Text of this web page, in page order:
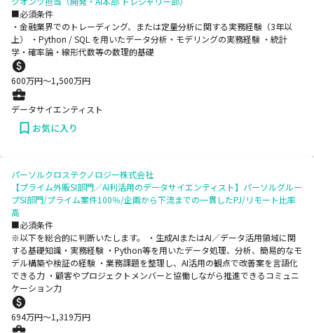
■必須条件
・金融業界でのトレーディング、または定量分析に関する実務経験（3年以
上） ・Python / SQL を用いたデータ分析・モデリングの実務経験 ・統計
学・確率論・線形代数等の数理的基礎
600万円〜1,500万円
データサイエンティスト
お気に入り
パーソルクロステクノロジー株式会社
【プライム外販SI部門／AI利活用のデータサイエンティスト】パーソルグルー
プSI部門/プライム案件100％/企画から下流までの一貫したPJ/リモート比率
高
■必須条件
※以下を総合的に判断いたします。 ・生成AIまたはAI／データ活用領域に関
する基礎知識・実務経験 ・Python等を用いたデータ処理、分析、簡易的なモ
デル構築や検証の経験 ・業務課題を整理し、AI活用の観点で改善案を言語化
できる力 ・顧客やプロジェクトメンバーと協働しながら推進できるコミュニ
ケーション力
694万円〜1,319万円